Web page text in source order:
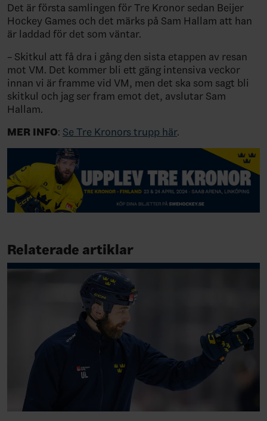
Det är första samlingen för Tre Kronor sedan Beijer
Hockey Games och det märks på Sam Hallam att han
är laddad för det som väntar.
– Skitkul att få dra i gång den sista etappen av resan
mot VM. Det kommer bli ett gäng intensiva veckor
innan vi är framme vid VM, men det ska som sagt bli
skitkul och jag ser fram emot det, avslutar Sam
Hallam.
MER INFO: Se Tre Kronors trupp här.
Relaterade artiklar